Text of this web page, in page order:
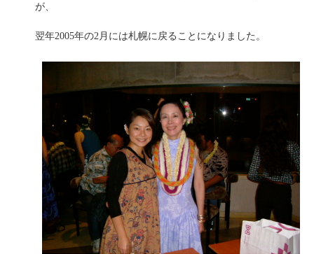
が、
翌年2005年の2月には札幌に戻ることになりました。